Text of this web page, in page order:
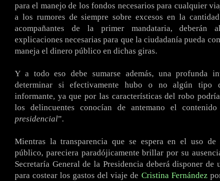
para el manejo de los fondos necesarios para cualquier
a los rumores de siempre sobre excesos en la
acompañantes de la primer mandataria, deberán
explicaciones necesarias para que la ciudadanía pueda
maneja el dinero público en dichas giras.
Y a todo eso debe sumarse además, una profunda
determinar si efectivamente hubo o no algún tipo
informante, ya que por las características del robo
los delincuentes conocían de antemano el
presidencial”.
Mientras la transparencia que se espera en el uso de
público, pareciera paradójicamente brillar por su
Secretaría General de la Presidencia deberá disponer de
para costear los gastos del viaje de Cristina Fernández